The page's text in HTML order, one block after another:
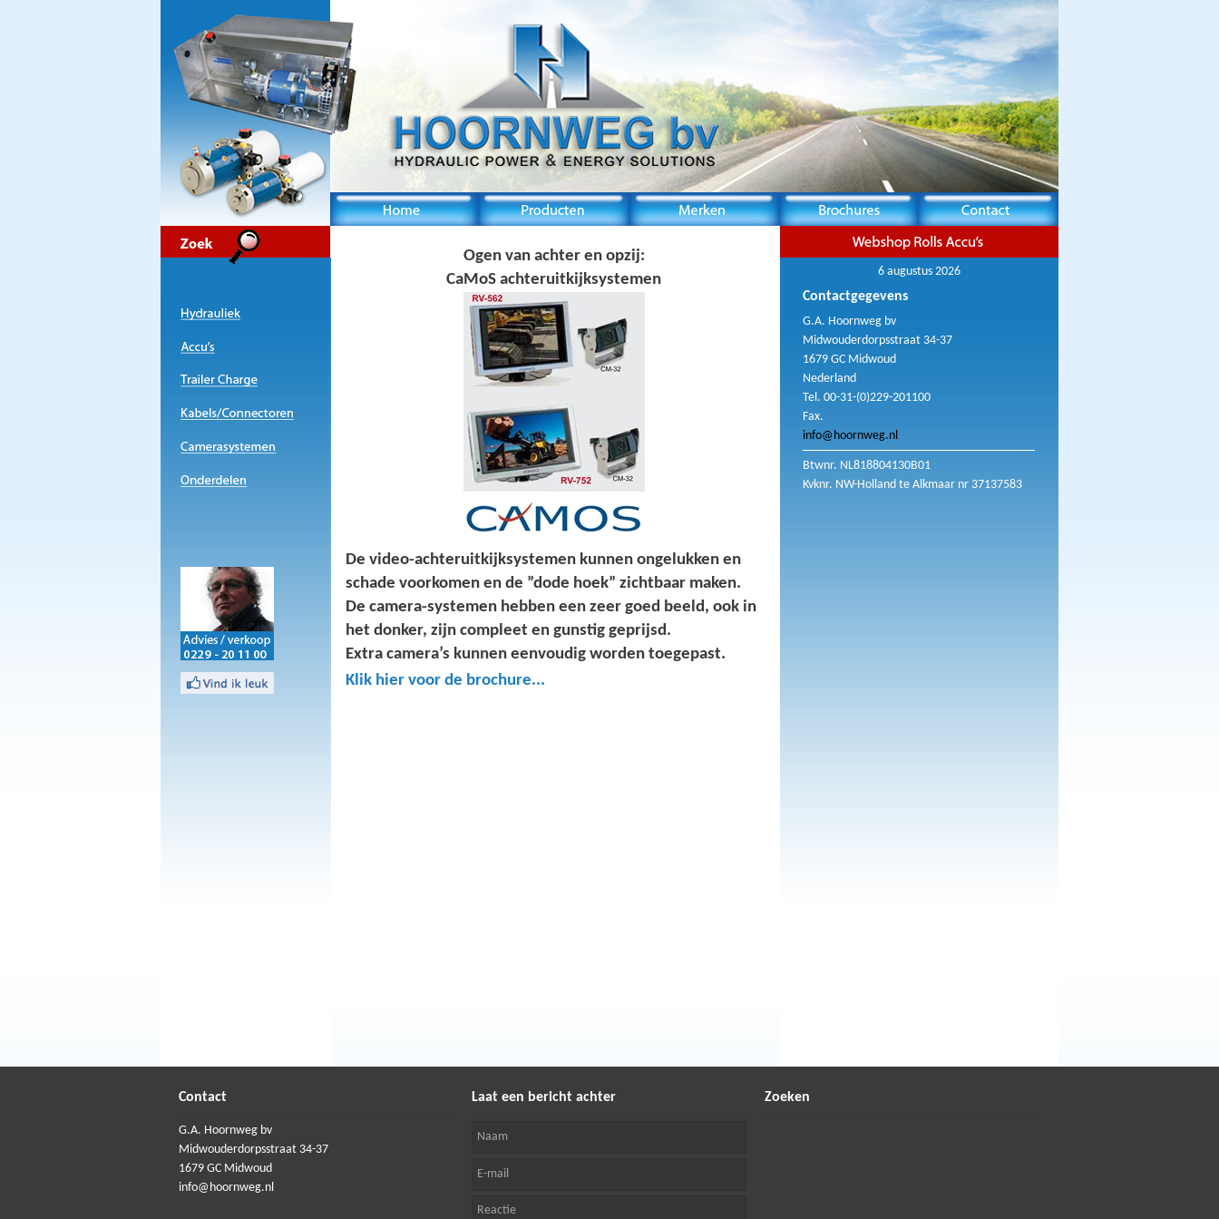
Ogen van achter en opzij:
CaMoS achteruitkijksystemen
De video-achteruitkijksystemen kunnen ongelukken en
schade voorkomen en de ”dode hoek” zichtbaar maken.
De camera-systemen hebben een zeer goed beeld, ook in
het donker, zijn compleet en gunstig geprijsd.
Extra camera’s kunnen eenvoudig worden toegepast.
Klik hier voor de brochure...
6 augustus 2026
Contactgegevens
G.A. Hoornweg bv
Midwouderdorpsstraat 34-37
1679 GC Midwoud
Nederland
Tel. 00-31-(0)229-201100
Fax.
info@hoornweg.nl
Btwnr. NL818804130B01
Kvknr. NW-Holland te Alkmaar nr 37137583
Contact
G.A. Hoornweg bv
Midwouderdorpsstraat 34-37
1679 GC Midwoud
info@hoornweg.nl
Laat een bericht achter Zoeken